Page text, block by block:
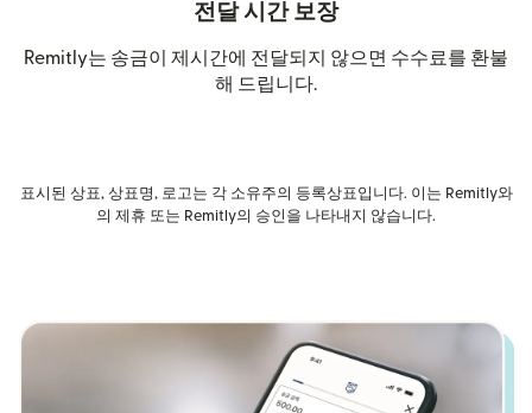
전달 시간 보장
Remitly는 송금이 제시간에 전달되지 않으면 수수료를 환불
해 드립니다.
표시된 상표, 상표명, 로고는 각 소유주의 등록상표입니다. 이는 Remitly와
의 제휴 또는 Remitly의 승인을 나타내지 않습니다.